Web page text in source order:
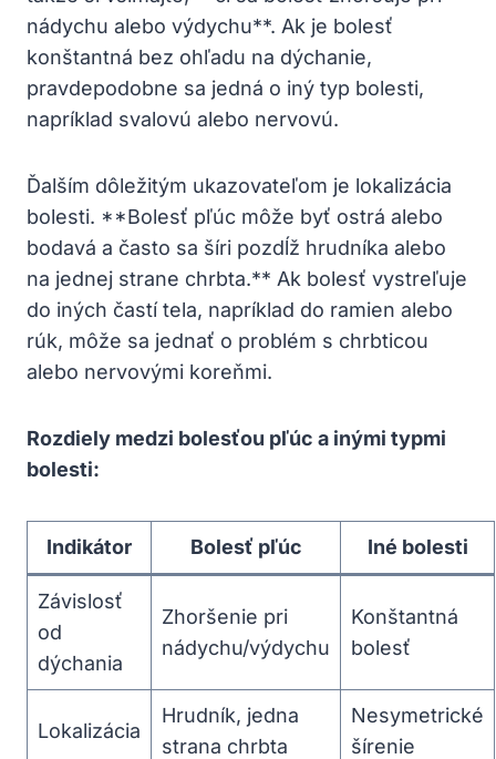
nádychu alebo výdychu**. Ak je bolesť
konštantná bez ohľadu na dýchanie,
pravdepodobne sa jedná o iný typ bolesti,
napríklad svalovú alebo nervovú.
Ďalším dôležitým ukazovateľom je lokalizácia
bolesti. **Bolesť pľúc môže byť ostrá alebo
bodavá a často sa šíri pozdĺž hrudníka alebo
na jednej strane chrbta.** Ak bolesť vystreľuje
do iných častí tela, napríklad do ramien alebo
rúk, môže sa jednať o problém s chrbticou
alebo nervovými koreňmi.
Rozdiely medzi bolesťou pľúc a inými typmi
bolesti:
Indikátor Bolesť pľúc Iné bolesti
Závislosť
od
dýchania
Zhoršenie pri
nádychu/výdychu
Konštantná
bolesť
Lokalizácia
Hrudník, jedna
strana chrbta
Nesymetrické
šírenie